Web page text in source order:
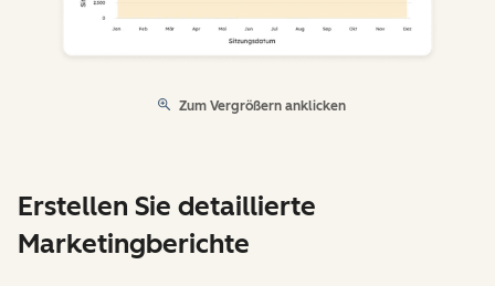
Zum Vergrößern anklicken
Erstellen Sie detaillierte
Marketingberichte